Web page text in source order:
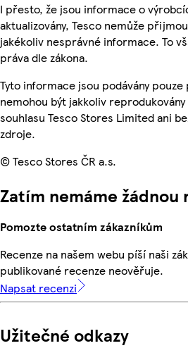
I přesto, že jsou informace o
aktualizovány, Tesco nemůže
jakékoliv nesprávné informace. To
práva dle zákona.
Tyto informace jsou podávány
nemohou být jakkoliv
souhlasu Tesco Stores Limited ani
zdroje.
© Tesco Stores ČR a.s.
Zatím nemáme žádnou
Pomozte ostatním zákazníkům
Recenze na našem webu píší naši
publikované recenze neověřuje.
Napsat recenzi
Užitečné odkazy